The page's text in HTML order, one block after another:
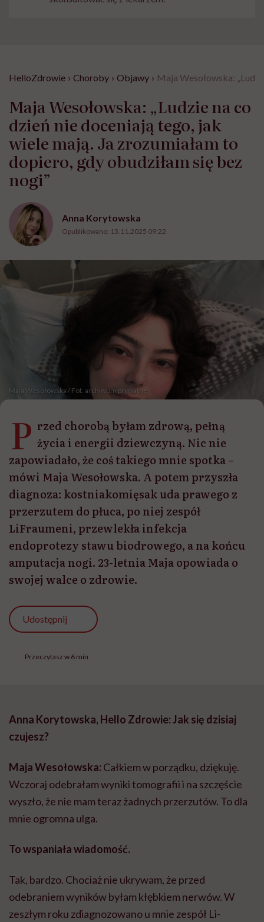
HelloZdrowie › Choroby › Objawy › Maja Wesołowska:
Maja Wesołowska: „Ludzie na co
dzień nie doceniają tego, jak
wiele mają. Ja zrozumiałam to
dopiero, gdy obudziłam się bez
nogi”
Anna Korytowska
Opublikowano: 13.11.2025 09:22
Maja Wesołowska / Fot. archiwum prywatne
P rzed chorobą byłam zdrową, pełną
życia i energii dziewczyną. Nic nie
zapowiadało, że coś takiego mnie spotka –
mówi Maja Wesołowska. A potem przyszła
diagnoza: kostniakomięsak uda prawego z
przerzutem do płuca, po niej zespół
LiFraumeni, przewlekła infekcja
endoprotezy stawu biodrowego, a na końcu
amputacja nogi. 23-letnia Maja opowiada o
swojej walce o zdrowie.
Udostępnij
Przeczytasz w 6 min
Anna Korytowska, Hello Zdrowie: Jak się dzisiaj
czujesz?
Maja Wesołowska: Całkiem w porządku, dziękuję.
Wczoraj odebrałam wyniki tomografii i na szczęście
wyszło, że nie mam teraz żadnych przerzutów. To dla
mnie ogromna ulga.
To wspaniała wiadomość.
Tak, bardzo. Chociaż nie ukrywam, że przed
odebraniem wyników byłam kłębkiem nerwów. W
zeszłym roku zdiagnozowano u mnie zespół Li-